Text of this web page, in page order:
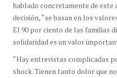
hablado concretamente de este
decisión, “se basan en los
El 90 por ciento de las familias
solidaridad es un valor
“Hay entrevistas complicadas
shock. Tienen tanto dolor que